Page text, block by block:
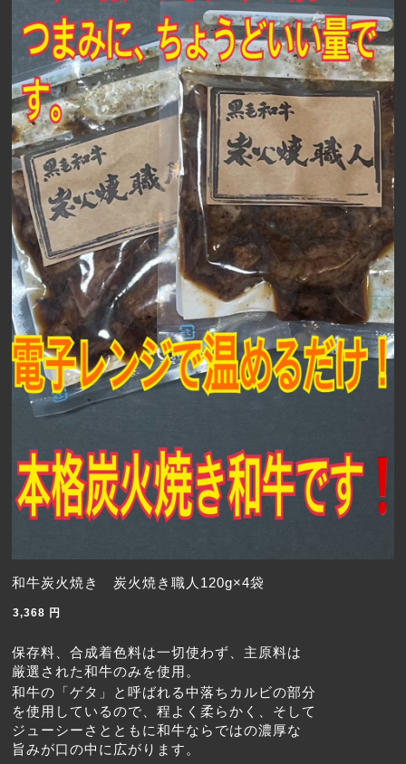
和牛炭火焼き 炭火焼き職人120g×4袋
3,368 円
保存料、合成着色料は一切使わず、主原料は
厳選された和牛のみを使用。
和牛の「ゲタ」と呼ばれる中落ちカルビの部分
を使用しているので、程よく柔らかく、そして
ジューシーさとともに和牛ならではの濃厚な
旨みが口の中に広がります。